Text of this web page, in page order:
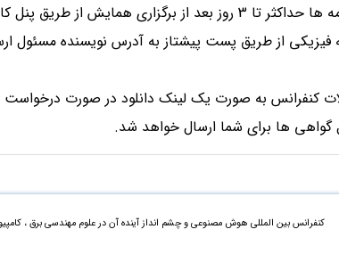
6- اصل گواهینامه ها حداکثر تا 3 روز بعد از برگزاری
از طریق پست پیشتاز به آدرس نویسنده مسئول
کنفرانس به صورت یک لینک دانلود در صورت درخواست
گواهی ها برای شما ارسال خواهد شد.
کنفرانس بین المللی هوش مصنوعی و چشم انداز آینده آن در علوم مهندسی برق ،